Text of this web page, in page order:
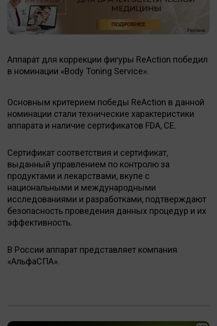
Аппарат для коррекции фигуры ReAction победил
в номинации «Body Toning Service».
Основным критерием победы ReAction в данной
номинации стали технические характеристики
аппарата и наличие сертификатов FDA, CE.
Сертификат соответствия и сертификат,
выданный управлением по контролю за
продуктами и лекарствами, вкупе с
национальными и международными
исследованиями и разработками, подтверждают
безопасность проведения данных процедур и их
эффективность.
В России аппарат представляет компания
«АльфаСПА».